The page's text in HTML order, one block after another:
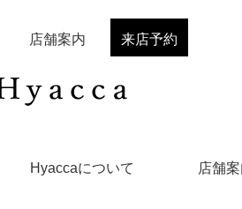
Hyaccaについて 店舗
店舗案内 来店予約